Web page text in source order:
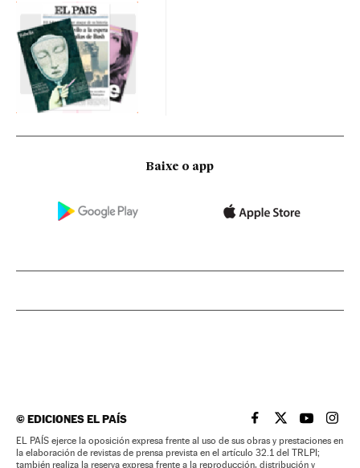
Baixe o app
©EDICIONES EL PAÍS EL PAÍS BRASIL EN
EL PAÍSEL PAÍS
EL
EL PAÍS ejerce la oposición expresa frente al uso de sus obras y prestaciones en
la elaboración de revistas de prensa prevista en el artículo 32.1 del TRLPI;
también realiza la reserva expresa frente a la reproducción, distribución y